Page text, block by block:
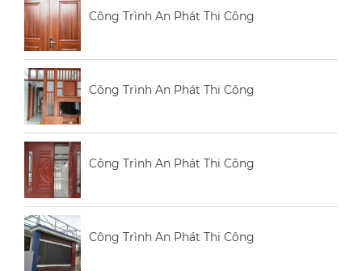
Công Trình An Phát Thi Công
Công Trình An Phát Thi Công
Công Trình An Phát Thi Công
Công Trình An Phát Thi Công